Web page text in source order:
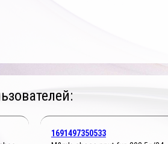
1691497350533